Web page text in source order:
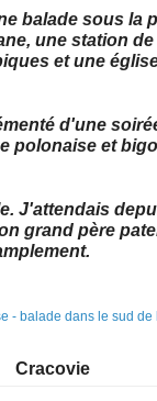
balade sous la
une station
et une
d'une
polonaise et
J'attendais
grand père
Cracovie